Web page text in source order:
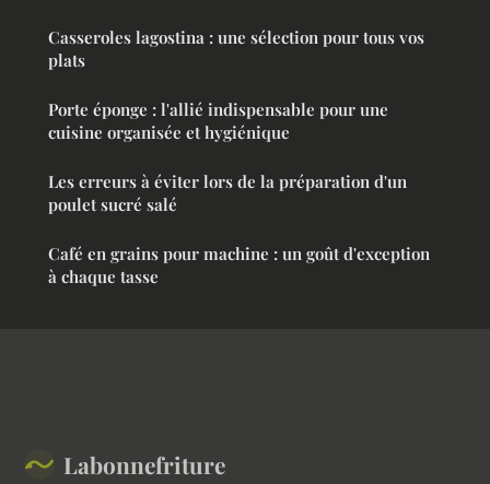
Casseroles lagostina : une sélection pour tous vos
plats
Porte éponge : l'allié indispensable pour une
cuisine organisée et hygiénique
Les erreurs à éviter lors de la préparation d'un
poulet sucré salé
Café en grains pour machine : un goût d'exception
à chaque tasse
Labonnefriture